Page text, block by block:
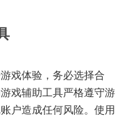
戏体验，务必选择合
戏辅助工具严格遵守游
户造成任何风险。使用